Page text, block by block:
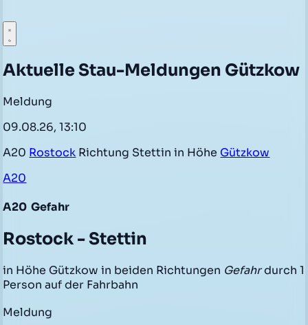
Aktuelle Stau-Meldungen Gützkow
Meldung
09.08.26, 13:10
A20 Rostock Richtung Stettin in Höhe Gützkow
A20
A20 Gefahr
Rostock - Stettin
in Höhe Gützkow in beiden Richtungen Gefahrdurch 1
Person auf der Fahrbahn
Meldung